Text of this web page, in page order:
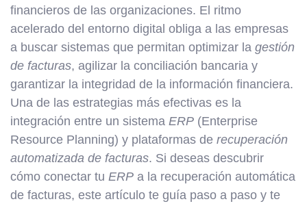
financieros de las organizaciones. El ritmo
acelerado del entorno digital obliga a las empresas
a buscar sistemas que permitan optimizar la gestión
de facturas, agilizar la conciliación bancaria y
garantizar la integridad de la información financiera.
Una de las estrategias más efectivas es la
integración entre un sistema ERP (Enterprise
Resource Planning) y plataformas de recuperación
automatizada de facturas. Si deseas descubrir
cómo conectar tu ERP a la recuperación automática
de facturas, este artículo te guía paso a paso y te